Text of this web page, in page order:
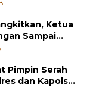
Ketua
Sampai
Diri
Pimpin Serah
dan Kapolsek